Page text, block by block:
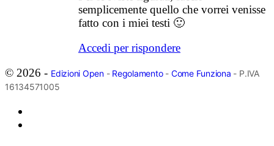
semplicemente quello che vorrei venisse
fatto con i miei testi 🙂
Accedi per rispondere
© 2026 - Edizioni Open- Regolamento- Come Funziona - P.IVA
16134571005